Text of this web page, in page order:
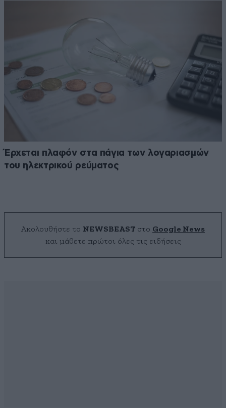
Έρχεται πλαφόν στα πάγια των λογαριασμών
του ηλεκτρικού ρεύματος
Ακολουθήστε το NEWSBEAST στο Google News
και μάθετε πρώτοι όλες τις ειδήσεις